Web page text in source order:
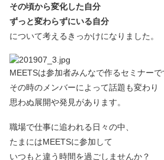
その頃から変化した自分
ずっと変わらずにいる自分
について考えるきっかけになりました。
MEETSは参加者みんなで作るセミナーで
その時のメンバーによって話題も変わり
思わぬ展開や発見があります。
職場で仕事に追われる日々の中、
たまにはMEETSに参加して
いつもと違う時間を過ごしませんか？